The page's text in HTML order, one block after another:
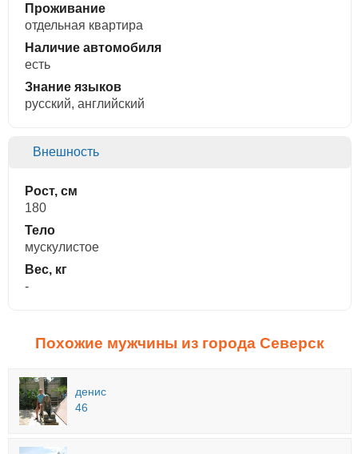
Проживание
отдельная квартира
Наличие автомобиля
есть
Знание языков
русский, английский
Внешность
Рост, см
180
Тело
мускулистое
Вес, кг
-
Похожие мужчины из города Северск
денис
46